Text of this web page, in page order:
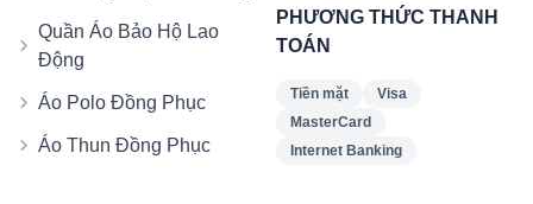
Quần Áo Bảo Hộ Lao
Động
Áo Polo Đồng Phục
Áo Thun Đồng Phục
PHƯƠNG THỨC THANH
TOÁN
Tiền mặt
Visa
MasterCard
Internet Banking